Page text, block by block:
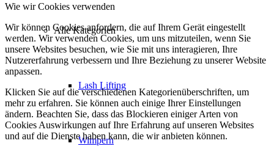
Alle Kategorien
Lash Lifting
Wimpern
Wie wir Cookies verwenden
Wir können Cookies anfordern, die auf Ihrem Gerät eingestellt
werden. Wir verwenden Cookies, um uns mitzuteilen, wenn Sie
unsere Websites besuchen, wie Sie mit uns interagieren, Ihre
Nutzererfahrung verbessern und Ihre Beziehung zu unserer Website
anpassen.
Klicken Sie auf die verschiedenen Kategorienüberschriften, um
mehr zu erfahren. Sie können auch einige Ihrer Einstellungen
ändern. Beachten Sie, dass das Blockieren einiger Arten von
Cookies Auswirkungen auf Ihre Erfahrung auf unseren Websites
und auf die Dienste haben kann, die wir anbieten können.